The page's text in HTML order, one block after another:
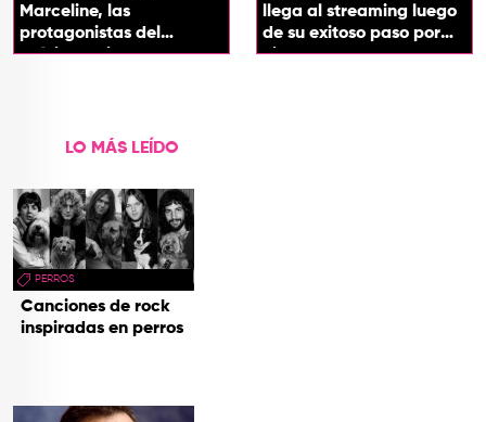
Marceline, las
protagonistas del
próximo spin-off de 'Hora
llega al streaming luego
de su exitoso paso por
cines
LO MÁS LEÍDO
PERROS
Canciones de rock
inspiradas en perros